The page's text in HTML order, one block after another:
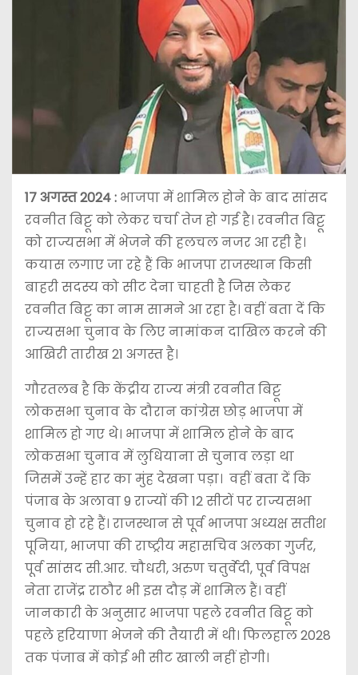
17 अगस्त 2024 : भाजपा में शामिल होने के बाद सांसद
रवनीत बिट्टू को लेकर चर्चा तेज हो गई है। रवनीत बिट्टू
को राज्यसभा में भेजने की हलचल नजर आ रही है।
कयास लगाए जा रहे हैं कि भाजपा राजस्थान किसी
बाहरी सदस्य को सीट देना चाहती है जिस लेकर
रवनीत बिट्टू का नाम सामने आ रहा है। वहीं बता दें कि
राज्यसभा चुनाव के लिए नामांकन दाखिल करने की
आखिरी तारीख 21 अगस्त है।
गौरतलब है कि केंद्रीय राज्य मंत्री रवनीत बिट्टू
लोकसभा चुनाव के दौरान कांग्रेस छोड़ भाजपा में
शामिल हो गए थे। भाजपा में शामिल होने के बाद
लोकसभा चुनाव में लुधियाना से चुनाव लड़ा था
जिसमें उन्हें हार का मुंह देखना पड़ा। वहीं बता दें कि
पंजाब के अलावा 9 राज्यों की 12 सीटों पर राज्यसभा
चुनाव हो रहे हैं। राजस्थान से पूर्व भाजपा अध्यक्ष सतीश
पूनिया, भाजपा की राष्ट्रीय महासचिव अलका गुर्जर,
पूर्व सांसद सी.आर. चौधरी, अरुण चतुर्वेदी, पूर्व विपक्ष
नेता राजेंद्र राठौर भी इस दौड़ में शामिल हैं। वहीं
जानकारी के अनुसार भाजपा पहले रवनीत बिट्टू को
पहले हरियाणा भेजने की तैयारी में थी। फिलहाल 2028
तक पंजाब में कोई भी सीट खाली नहीं होगी।